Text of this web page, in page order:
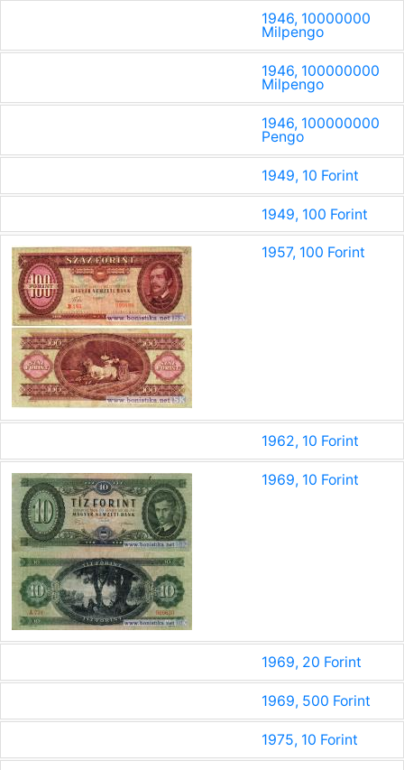
1946, 10000000
Milpengo
1946, 100000000
Milpengo
1946, 100000000
Pengo
1949, 10 Forint
1949, 100 Forint
1957, 100 Forint
1962, 10 Forint
1969, 10 Forint
1969, 20 Forint
1969, 500 Forint
1975, 10 Forint